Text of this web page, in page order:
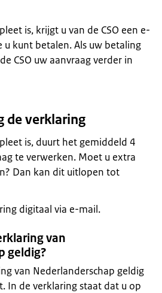
is, krijgt u van de CSO een e-
u kunt betalen. Als uw betaling
CSO uw aanvraag verder in
de verklaring
is, duurt het gemiddeld 4
te verwerken. Moet u extra
Dan kan dit uitlopen tot
digitaal via e-mail.
van
geldig?
van Nederlanderschap geldig
In de verklaring staat dat u op